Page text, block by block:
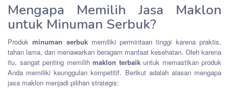
Mengapa Memilih Jasa Maklon
untuk Minuman Serbuk?
Produkminuman serbukmemiliki permintaan tinggi karena praktis,
tahan lama, dan menawarkan beragam manfaat kesehatan. Oleh karena
itu, sangat penting memilih maklon terbaikuntuk memastikan produk
Anda memiliki keunggulan kompetitif. Berikut adalah alasan mengapa
jasa maklon menjadi pilihan strategis: